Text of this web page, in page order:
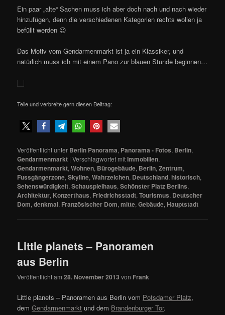
Ein paar „alte“ Sachen muss ich aber doch nach und nach wieder
hinzufügen, denn die verschiedenen Kategorien rechts wollen ja
befüllt werden 😉
Das Motiv vom Gendarmenmarkt ist ja ein Klassiker, und
natürlich muss ich mit einem Pano zur blauen Stunde beginnen…
Teile und verbreite gern diesen Beitrag:
Veröffentlicht unter Berlin Panorama, Panorama - Fotos, Berlin,
Gendarmenmarkt |Verschlagwortet mitImmobilien,
Gendarmenmarkt,Wohnen, Bürogebäude, Berlin,Zentrum,
Fussgängerzone,Skyline,Wahrzeichen, Deutschland,historisch,
Sehenswürdigkeit,Schauspielhaus,Schönster Platz Berlins,
Architektur, Konzerthaus, Friedrichsstadt,Tourismus, Deutscher
Dom,denkmal, Französischer Dom,mitte,Gebäude, Hauptstadt
Little planets – Panoramen
aus Berlin
Veröffentlicht am28. November 2013 von Frank
Little planets – Panoramen aus Berlin vom Potsdamer Platz,
demGendarmenmarkt und dem Brandenburger Tor.